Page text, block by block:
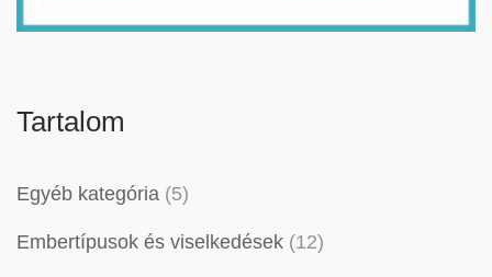
Tartalom
Egyéb kategória (5)
Embertípusok és viselkedések (12)